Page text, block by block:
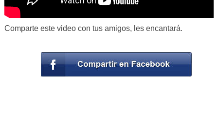
Comparte este video con tus amigos, les encantará.